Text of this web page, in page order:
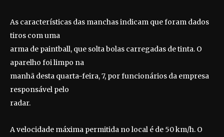
As características das manchas indicam que foram dados
tiros com uma
arma de paintball, que solta bolas carregadas de tinta. O
aparelho foi limpo na
manhã desta quarta-feira, 7, por funcionários da empresa
responsável pelo
radar.
A velocidade máxima permitida no local é de 50 km/h. O